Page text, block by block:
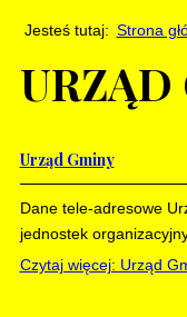
Jesteś tutaj: Strona
Urząd Gminy
Dane tele-adresowe
jednostek
Czytaj więcej: Urząd